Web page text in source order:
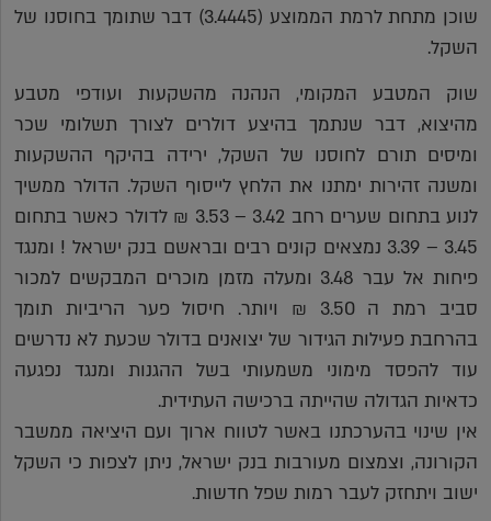
שוכן מתחת לרמת הממוצע (3.4445) דבר שתומך בחוסנו של
השקל.
שוק המטבע המקומי, הנהנה מהשקעות ועודפי מטבע
מהיצוא, דבר שנתמך בהיצע דולרים לצורך תשלומי שכר
ומיסים תורם לחוסנו של השקל, ירידה בהיקף ההשקעות
ומשנה זהירות ימתנו את הלחץ לייסוף השקל. הדולר ממשיך
לנוע בתחום שערים רחב 3.42 – 3.53 ₪ לדולר כאשר בתחום
3.45 – 3.39 נמצאים קונים רבים ובראשם בנק ישראל ! ומנגד
פיחות אל עבר 3.48 ומעלה מזמן מוכרים המבקשים למכור
סביב רמת ה 3.50 ₪ ויותר. חיסול פער הריביות תומך
בהרחבת פעילות הגידור של יצואנים בדולר שכעת לא נדרשים
עוד להפסד מימוני משמעותי בשל ההגנות ומנגד נפגעה
כדאיות הגדולה שהייתה ברכישה העתידית.
אין שינוי בהערכתנו באשר לטווח ארוך ועם היציאה ממשבר
הקורונה, וצמצום מעורבות בנק ישראל, ניתן לצפות כי השקל
ישוב ויתחזק לעבר רמות שפל חדשות.